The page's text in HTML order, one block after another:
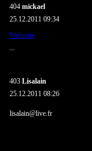
404 mickael
25.12.2011 09:34
Webseite
...
403 Lisalain
25.12.2011 08:26
lisalain@live.fr